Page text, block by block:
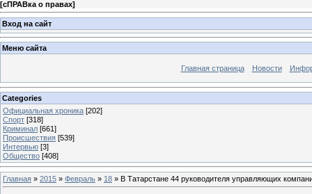
[сПРАВка о правах]
Вход на сайт
Меню сайта
Главная страница Новости
Categories
Официальная хроника [202]
Спорт [318]
Криминал [661]
Происшествия [539]
Интервью [3]
Общество [408]
Главная » 2015 » Февраль » 18 » В Татарстане 44 руководителя управляющих